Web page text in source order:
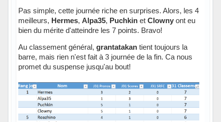
Pas simple, cette journée riche en surprises. Alors, les 4
meilleurs, Hermes, Alpa35, Puchkinet Clownyont eu
bien du mérite d'atteindre les 7 points. Bravo!
Au classement général, grantatakantient toujours la
barre, mais rien n'est fait à 3 journée de la fin. Ca nous
promet du suspense jusqu'au bout!